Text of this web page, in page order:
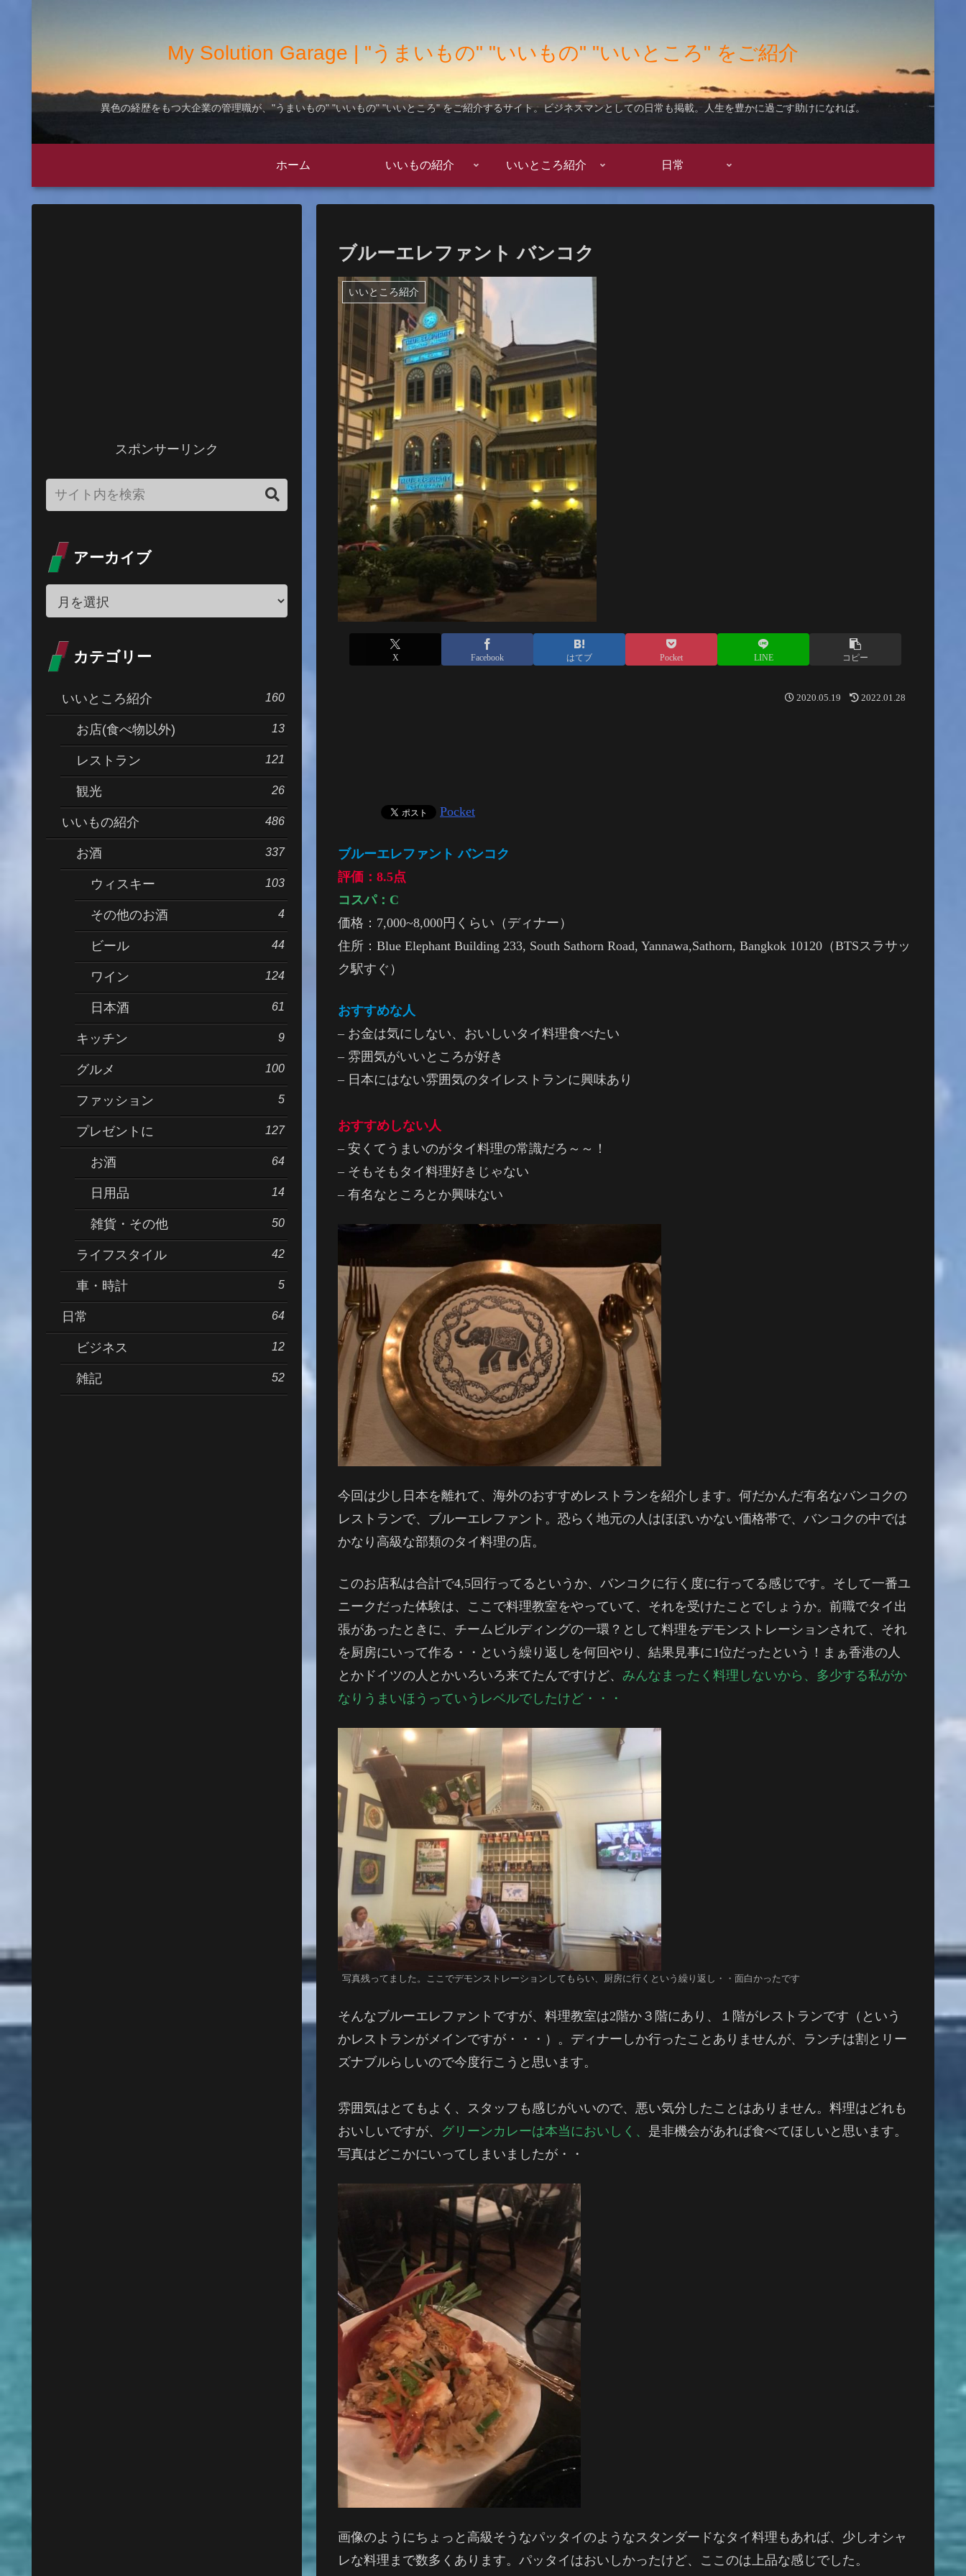
My Solution Garage | "うまいもの" "いいもの" "いいところ" をご紹介
異色の経歴をもつ大企業の管理職が、"うまいもの" "いいもの" "いいところ" をご紹介するサイト。ビジネスマンとしての日常も掲載。人生を豊かに過ごす助けになれば。
ホーム いいもの紹介 いいところ紹介 日常
ブルーエレファント バンコク
いいところ紹介
X Facebook はてブ Pocket LINE コピー
2020.05.19 2022.01.28
Pocket
ブルーエレファント バンコク
評価：8.5点
コスパ：C
価格：7,000~8,000円くらい（ディナー）
住所：Blue Elephant Building 233, South Sathorn Road, Yannawa,Sathorn, Bangkok 10120（BTSスラサッ
ク駅すぐ）
おすすめな人
– お金は気にしない、おいしいタイ料理食べたい
– 雰囲気がいいところが好き
– 日本にはない雰囲気のタイレストランに興味あり
おすすめしない人
– 安くてうまいのがタイ料理の常識だろ～～！
– そもそもタイ料理好きじゃない
– 有名なところとか興味ない
今回は少し日本を離れて、海外のおすすめレストランを紹介します。何だかんだ有名なバンコクの
レストランで、ブルーエレファント。恐らく地元の人はほぼいかない価格帯で、バンコクの中では
かなり高級な部類のタイ料理の店。
このお店私は合計で4,5回行ってるというか、バンコクに行く度に行ってる感じです。そして一番ユ
ニークだった体験は、ここで料理教室をやっていて、それを受けたことでしょうか。前職でタイ出
張があったときに、チームビルディングの一環？として料理をデモンストレーションされて、それ
を厨房にいって作る・・という繰り返しを何回やり、結果見事に1位だったという！まぁ香港の人
とかドイツの人とかいろいろ来てたんですけど、 みんなまったく料理しないから、多少する私がか
なりうまいほうっていうレベルでしたけど・・・
写真残ってました。ここでデモンストレーションしてもらい、厨房に行くという繰り返し・・面白かったです
そんなブルーエレファントですが、料理教室は2階か３階にあり、１階がレストランです（という
かレストランがメインですが・・・）。ディナーしか行ったことありませんが、ランチは割とリー
ズナブルらしいので今度行こうと思います。
雰囲気はとてもよく、スタッフも感じがいいので、悪い気分したことはありません。料理はどれも
おいしいですが、 グリーンカレーは本当においしく、 是非機会があれば食べてほしいと思います。
写真はどこかにいってしまいましたが・・
画像のようにちょっと高級そうなパッタイのようなスタンダードなタイ料理もあれば、少しオシャ
レな料理まで数多くあります。パッタイはおいしかったけど、ここのは上品な感じでした。
スポンサーリンク
アーカイブ
カテゴリー
いいところ紹介 160
お店(食べ物以外) 13
レストラン 121
観光 26
いいもの紹介 486
お酒 337
ウィスキー 103
その他のお酒 4
ビール 44
ワイン 124
日本酒 61
キッチン 9
グルメ 100
ファッション 5
プレゼントに 127
お酒 64
日用品 14
雑貨・その他 50
ライフスタイル 42
車・時計 5
日常 64
ビジネス 12
雑記 52